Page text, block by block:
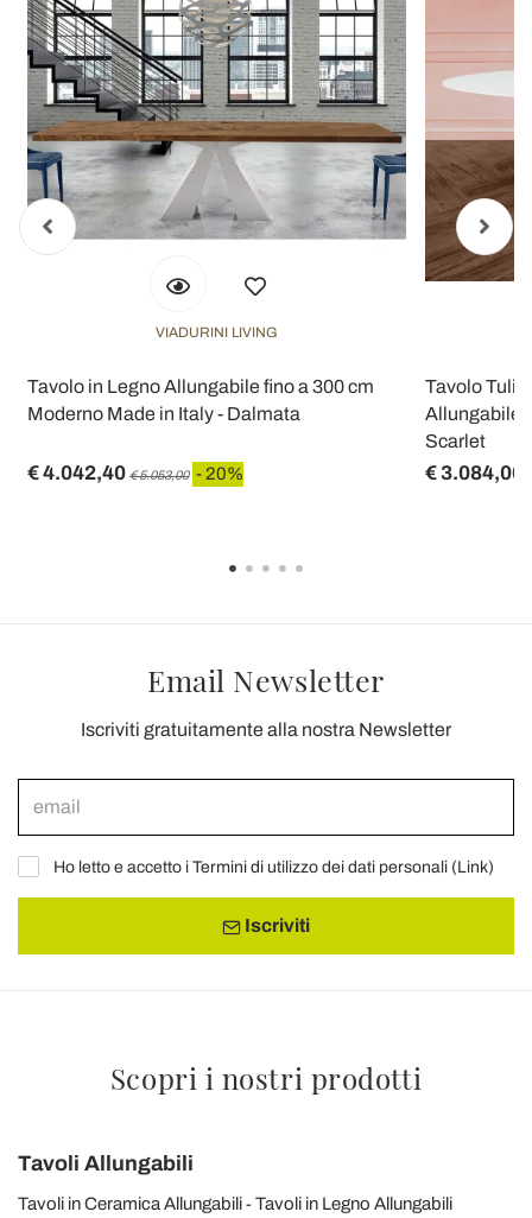
VIADURINI LIVING
Tavolo in Legno Allungabile fino a 300 cm
Moderno Made in Italy - Dalmata
€ 4.042,40 € 5.053,00 - 20%
Tavolo
Allungabile
Scarlet
€ 3.084,00
Email Newsletter
Iscriviti gratuitamente alla nostra Newsletter
Ho letto e accetto i Termini di utilizzo dei dati personali (Link)
Iscriviti
Scopri i nostri prodotti
Tavoli Allungabili
Tavoli in Ceramica Allungabili
Tavoli in Legno Allungabili